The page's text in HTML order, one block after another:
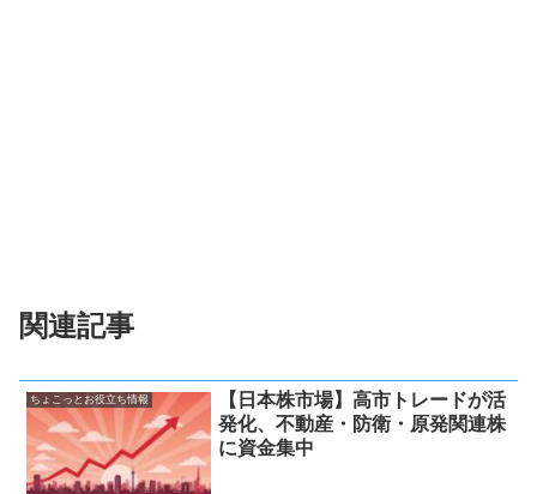
関連記事
ちょこっとお役立ち情報
【日本株市場】高市トレードが活
発化、不動産・防衛・原発関連株
に資金集中